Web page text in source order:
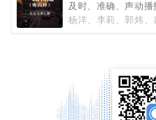
及时、准确、声动
杨洋、李莉、郭炜